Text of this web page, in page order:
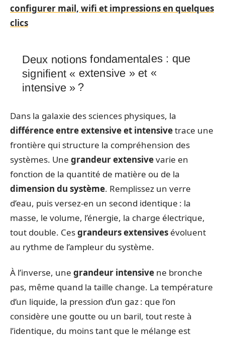
configurer mail, wifi et impressions en quelques
clics
Deux notions fondamentales : que
signifient « extensive » et «
intensive » ?
Dans la galaxie des sciences physiques, la
différence entre extensive et intensivetrace une
frontière qui structure la compréhension des
systèmes. Une grandeur extensivevarie en
fonction de la quantité de matière ou de la
dimension du système. Remplissez un verre
d’eau, puis versez-en un second identique : la
masse, le volume, l’énergie, la charge électrique,
tout double. Cesgrandeurs extensives évoluent
au rythme de l’ampleur du système.
À l’inverse, une grandeur intensive ne bronche
pas, même quand la taille change. La température
d’un liquide, la pression d’un gaz : que l’on
considère une goutte ou un baril, tout reste à
l’identique, du moins tant que le mélange est